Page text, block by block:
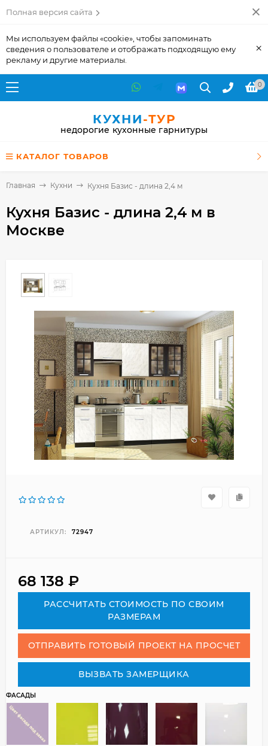
Полная версия сайта
Мы используем файлы «cookie», чтобы запоминать
сведения о пользователе и отображать подходящую ему
рекламу и другие материалы.
×
0
КУХНИ-ТУР
недорогие кухонные гарнитуры
КАТАЛОГ ТОВАРОВ
Главная Кухни Кухня Базис - длина 2,4 м
Кухня Базис - длина 2,4 м в
Москве
АРТИКУЛ: 72947
68 138 ₽
РАСCЧИТАТЬ СТОИМОСТЬ ПО СВОИМ
РАЗМЕРАМ
ОТПРАВИТЬ ГОТОВЫЙ ПРОЕКТ НА ПРОСЧЕТ
ВЫЗВАТЬ ЗАМЕРЩИКА
ФАСАДЫ